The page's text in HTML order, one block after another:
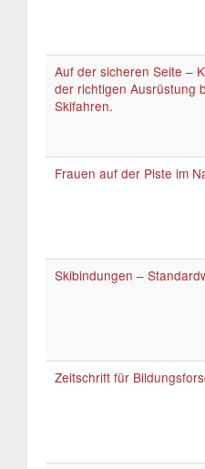
Auf der sicheren Seite –
der richtigen Ausrüstung
Skifahren.
Frauen auf der Piste im
Skibindungen –
Zeitschrift für